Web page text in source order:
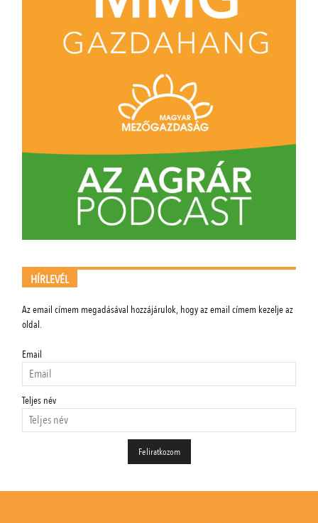
HÍRLEVÉL
Az email címem megadásával hozzájárulok, hogy az email címem kezelje az
oldal.
Email
Teljes név